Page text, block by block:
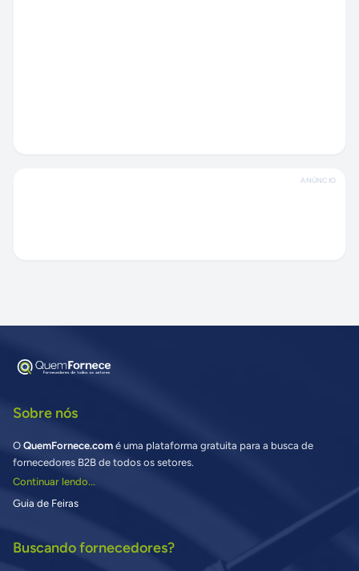
ANÚNCIO
Sobre nós
O QuemFornece.com é uma plataforma gratuita para a busca de
fornecedores B2B de todos os setores.
Continuar lendo...
Guia de Feiras
Buscando fornecedores?